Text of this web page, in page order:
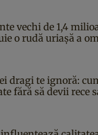
vechi de 1,4
o rudă uriașă a
dragi te ignoră:
fără să devii rece